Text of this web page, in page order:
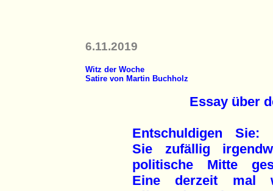
6.11.2019
Witz der Woche
Satire von Martin Buchholz
Essay über
Entschuldigen Sie:
Sie zufällig
politische Mitte
Eine derzeit mal